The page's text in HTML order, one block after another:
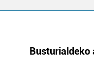
Busturialdeko